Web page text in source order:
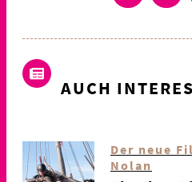
AUCH
Der neue
Nolan